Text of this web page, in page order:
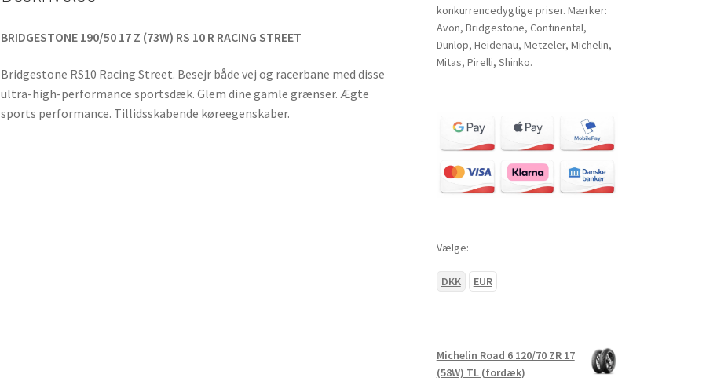
BRIDGESTONE 190/50 17 Z (73W) RS 10 R RACING STREET
Bridgestone RS10 Racing Street. Besejr både vej og racerbane med disse
ultra-high-performance sportsdæk. Glem dine gamle grænser. Ægte
sports performance. Tillidsskabende køreegenskaber.
konkurrencedygtige priser. Mærker:
Avon, Bridgestone, Continental,
Dunlop, Heidenau, Metzeler, Michelin,
Mitas, Pirelli, Shinko.
Vælge:
DKK EUR
Michelin Road 6 120/70 ZR 17
(58W) TL (fordæk)